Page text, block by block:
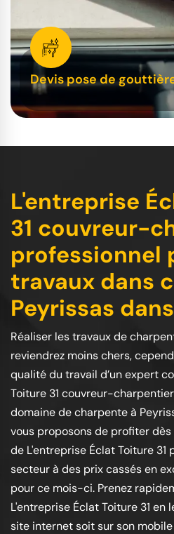
Devis pose de
L'entreprise
31 couvreur-
professionnel
travaux dans
Peyrissas
Réaliser les travaux de
reviendrez moins chers,
qualité du travail d’un expert
Toiture 31 couvreur-
domaine de charpente à
vous proposons de profiter dès
de L'entreprise Éclat Toiture 31
secteur à des prix cassés en
pour ce mois-ci. Prenez
L'entreprise Éclat Toiture 31
site internet soit sur son